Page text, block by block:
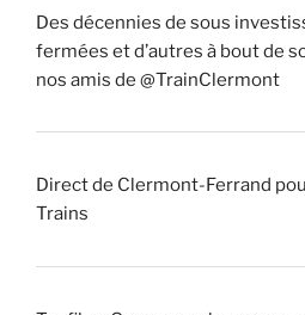
Des décennies de sous
fermées et d’autres à bout de
nos amis de @TrainClermont
Direct de Clermont-Ferrand
Trains